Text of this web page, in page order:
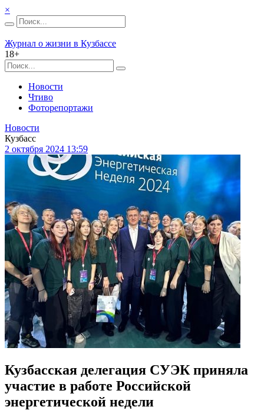
×
Журнал о жизни в Кузбассе
18+
Новости
Чтиво
Фоторепортажи
Новости
Кузбасс
2 октября 2024 13:59
Кузбасская делегация СУЭК приняла
участие в работе Российской
энергетической недели